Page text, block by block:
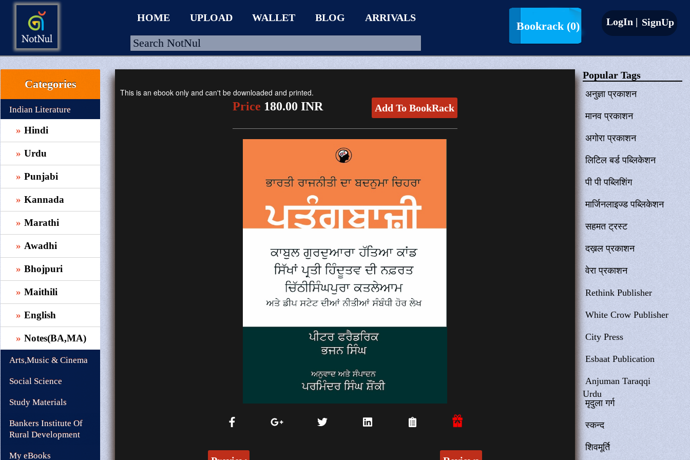
HOME
UPLOAD
WALLET
BLOG
ARRIVALS
CATEGORIES >
HOME UPLOAD WALLET BLOG ARRIVALS
Bookrack (0) LogIn | SignUp
Categories
Indian Literature
Hindi
Urdu
Punjabi
Kannada
Marathi
Awadhi
Bhojpuri
Maithili
English
Notes(BA,MA)
Arts,Music & Cinema
Social Science
Study Materials
Bankers Institute Of
Rural Development
My eBooks
This is an ebook only and can't be downloaded and printed.
Price 180.00 INR Add To BookRack
Popular Tags
अनुज्ञा प्रकाशन
मानव प्रकाशन
अगोरा प्रकाशन
लिटिल बर्ड पब्लिकेशन
पी पी पब्लिशिंग
मार्जिनलाइज्ड पब्लिकेशन
सहमत ट्रस्ट
दख़ल प्रकाशन
वेरा प्रकाशन
Rethink Publisher
White Crow Publisher
City Press
Esbaat Publication
Anjuman Taraqqi
Urdu
मृदुला गर्ग
स्कन्द
शिवमूर्ति